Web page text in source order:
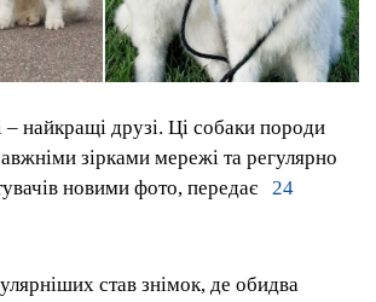
– найкращі друзі. Ці собаки породи
зірками мережі та регулярно
новими фото, передає 24
став знімок, де обидва